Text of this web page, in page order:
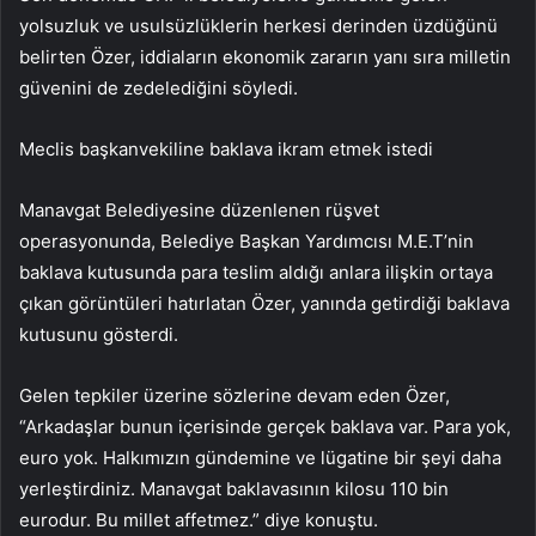
yolsuzluk ve usulsüzlüklerin herkesi derinden üzdüğünü
belirten Özer, iddiaların ekonomik zararın yanı sıra milletin
güvenini de zedelediğini söyledi.
Meclis başkanvekiline baklava ikram etmek istedi
Manavgat Belediyesine düzenlenen rüşvet
operasyonunda, Belediye Başkan Yardımcısı M.E.T’nin
baklava kutusunda para teslim aldığı anlara ilişkin ortaya
çıkan görüntüleri hatırlatan Özer, yanında getirdiği baklava
kutusunu gösterdi.
Gelen tepkiler üzerine sözlerine devam eden Özer,
“Arkadaşlar bunun içerisinde gerçek baklava var. Para yok,
euro yok. Halkımızın gündemine ve lügatine bir şeyi daha
yerleştirdiniz. Manavgat baklavasının kilosu 110 bin
eurodur. Bu millet affetmez.” diye konuştu.